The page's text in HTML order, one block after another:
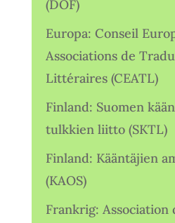
(DOF)
Europa: Conseil
Associations de
Littéraires (CEATL)
Finland: Suomen
tulkkien liitto (SKTL)
Finland: Kääntäjien
(KAOS)
Frankrig: